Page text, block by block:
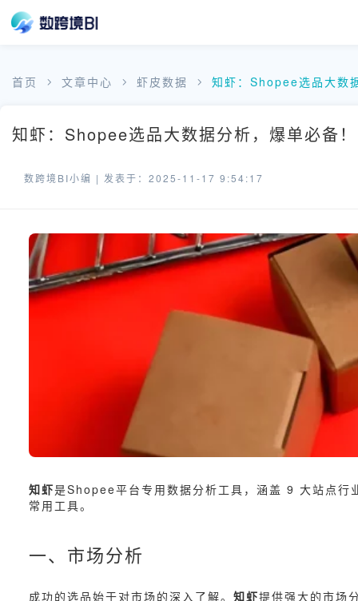
首页 文章中心 虾皮数据 知虾：Shopee选品大数
知虾：Shopee选品大数据分析，爆单必备
数跨境BI小编 | 发表于：2025-11-17 9:54:17
知虾是Shopee平台专用数据分析工具，涵盖 9 大站点行
常用工具。
一、市场分析
成功的选品始于对市场的深入了解。 知虾提供强大的市场